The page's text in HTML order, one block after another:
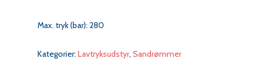
Max. tryk (bar): 280
Kategorier: Lavtryksudstyr, Sandrømmer